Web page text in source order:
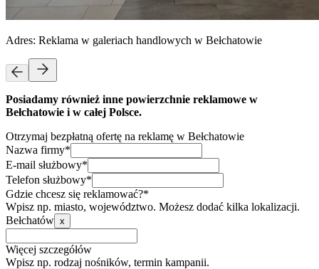
Adres: Reklama w galeriach handlowych w Bełchatowie
Posiadamy również inne powierzchnie reklamowe w
Bełchatowie i w całej Polsce.
Otrzymaj bezpłatną ofertę na reklamę w Bełchatowie
Nazwa firmy*
E-mail służbowy*
Telefon służbowy*
Gdzie chcesz się reklamować?*
Wpisz np. miasto, województwo. Możesz dodać kilka lokalizacji.
Bełchatów x
Więcej szczegółów
Wpisz np. rodzaj nośników, termin kampanii.